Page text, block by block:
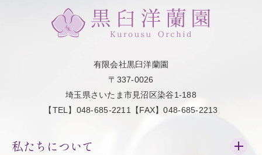
有限会社黒臼洋蘭園
〒337-0026
埼玉県さいたま市見沼区染谷1-188
【TEL】048-685-2211【FAX】048-685-2213
私たちについて